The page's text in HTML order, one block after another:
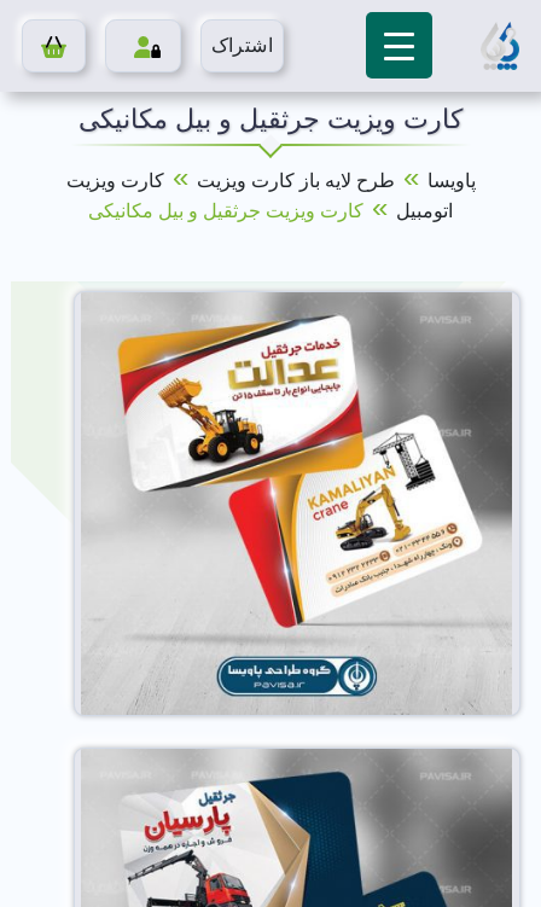
اشتراک
کارت ویزیت جرثقیل و بیل مکانیکی
پاویسا » طرح لایه باز کارت ویزیت »کارت ویزیت
اتومبیل » کارت ویزیت جرثقیل و بیل مکانیکی